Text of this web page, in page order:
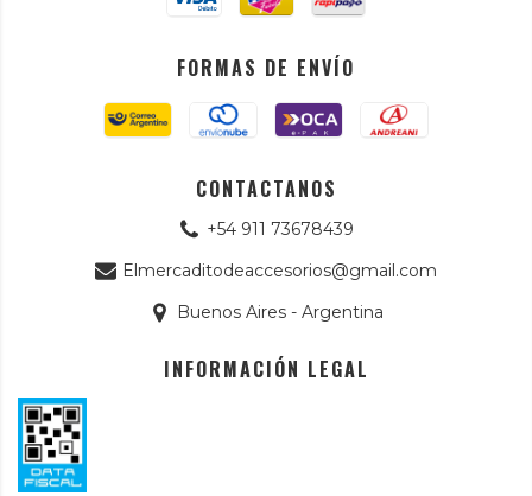
FORMAS DE ENVÍO
CONTACTANOS
+54 911 73678439
Elmercaditodeaccesorios@gmail.com
Buenos Aires - Argentina
INFORMACIÓN LEGAL